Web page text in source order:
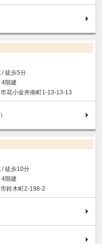
/ 徒歩5分
4階建
花小金井南町1-13-13-13
）
/ 徒歩10分
4階建
鈴木町2-198-2